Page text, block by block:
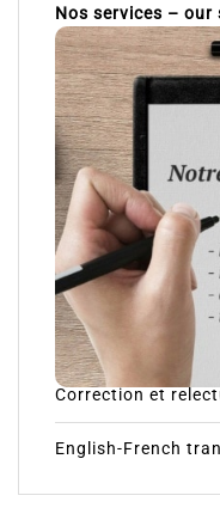
Nos services – our
Correction et
English-French